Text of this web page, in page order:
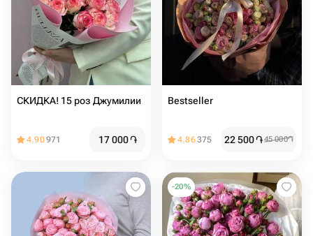
СКИДКА! 15 роз Джумилии
4.90971 17 000֏
Bestseller
4.86375 22 500֏45 000֏
-20%